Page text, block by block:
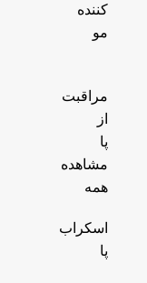
کننده
مو
مراقبت
از
پا
مشاهده
همه
اسکراب
پا